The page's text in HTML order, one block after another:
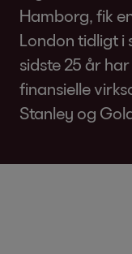
Hamborg, fik
London tidligt i
sidste 25 år
finansielle
Stanley og